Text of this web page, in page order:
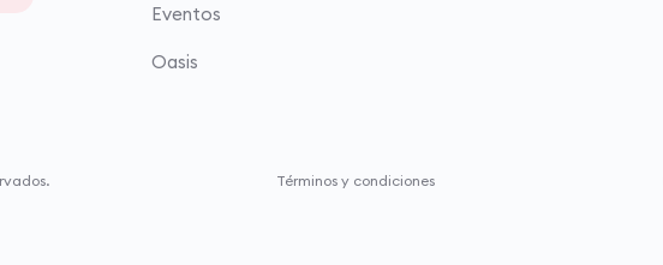
Eventos
Oasis
Términos y condiciones